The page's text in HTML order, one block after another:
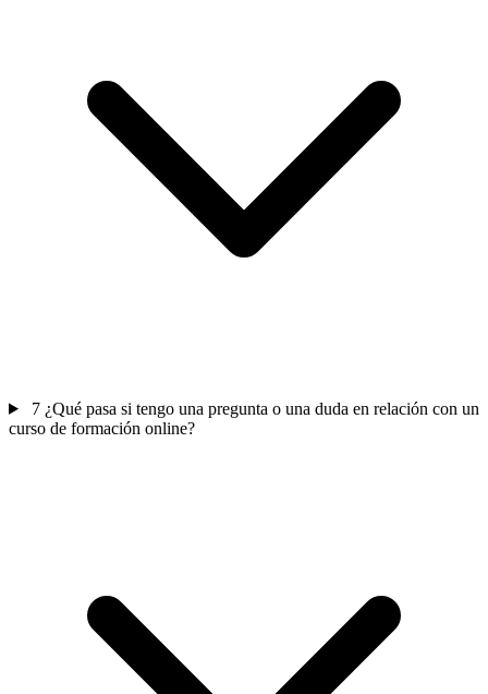
7 ¿Qué pasa si tengo una pregunta o una duda en relación con un
curso de formación online?